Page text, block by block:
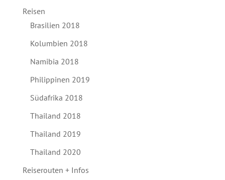
Reisen
Brasilien 2018
Kolumbien 2018
Namibia 2018
Philippinen 2019
Südafrika 2018
Thailand 2018
Thailand 2019
Thailand 2020
Reiserouten + Infos